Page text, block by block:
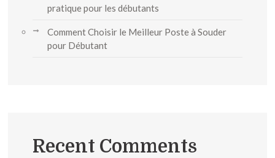
pratique pour les débutants
Comment Choisir le Meilleur Poste à Souder
pour Débutant
Recent Comments